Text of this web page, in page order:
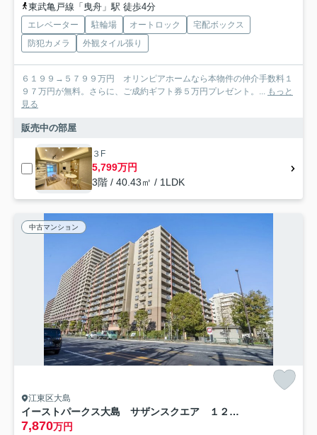
東武亀戸線「曳舟」駅 徒歩4分
エレベーター 駐輪場 オートロック
宅配ボックス
防犯カメラ
外観タイル張り
６１９９→５７９９万円 オリンピアホームなら本物件の仲介手数料１
９７万円が無料。さらに、ご成約ギフト券５万円プレゼント。... もっと
見る
販売中の部屋
３F
5,799万円
3階 / 40.43㎡ / 1LDK
中古マンション
江東区大島
イーストパークス大島 サザンスクエア １２階 角部屋 リフォーム済
7,870万円